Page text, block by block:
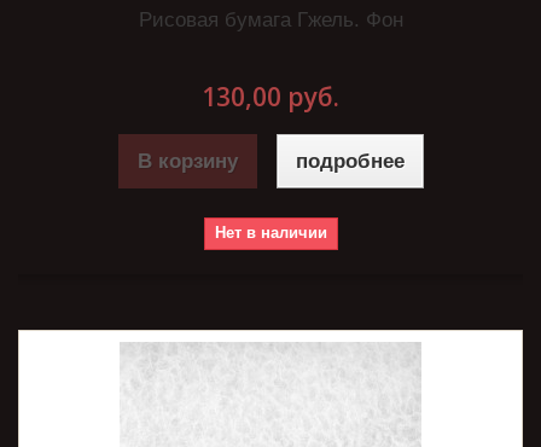
Рисовая бумага Гжель. Фон
130,00 руб.
В корзину подробнее
Нет в наличии